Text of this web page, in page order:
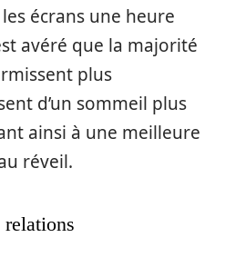
écrans une heure
avéré que la majorité
plus
d’un sommeil plus
ainsi à une meilleure
réveil.
relations